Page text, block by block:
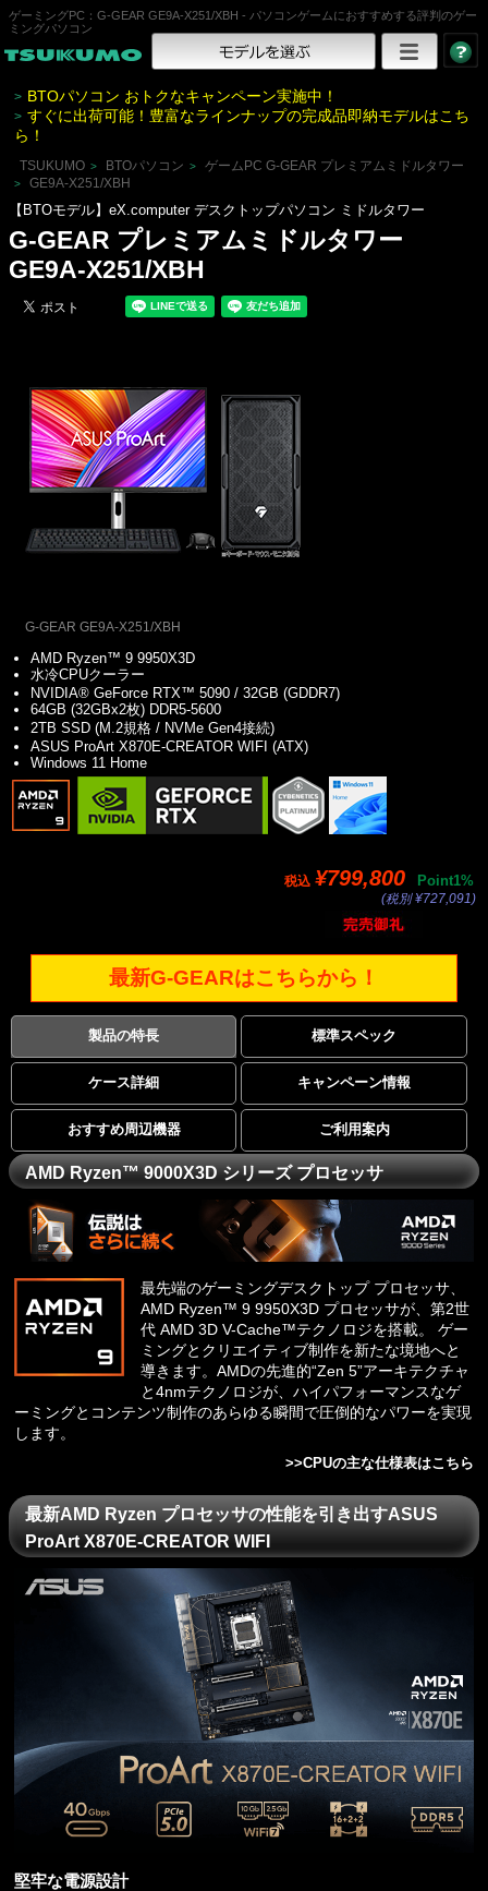
ゲーミングPC：G-GEAR GE9A-X251/XBH - パソコンゲームにおすすめする評判のゲー
ミングパソコン
> BTOパソコン おトクなキャンペーン実施中！
> すぐに出荷可能！豊富なラインナップの完成品即納モデルはこち
ら！
TSUKUMO > BTOパソコン > ゲームPC G-GEAR プレミアムミドルタワー
> GE9A-X251/XBH
【BTOモデル】eX.computer デスクトップパソコン ミドルタワー
G-GEAR プレミアムミドルタワー
GE9A-X251/XBH
G-GEAR GE9A-X251/XBH
AMD Ryzen™ 9 9950X3D
水冷CPUクーラー
NVIDIA® GeForce RTX™ 5090 / 32GB (GDDR7)
64GB (32GBx2枚) DDR5-5600
2TB SSD (M.2規格 / NVMe Gen4接続)
ASUS ProArt X870E-CREATOR WIFI (ATX)
Windows 11 Home
税込 ¥799,800 Point1%
(税別 ¥727,091)
最新G-GEARはこちらから！
製品の特長 標準スペック
ケース詳細 キャンペーン情報
おすすめ周辺機器 ご利用案内
AMD Ryzen™ 9000X3D シリーズ プロセッサ
最先端のゲーミングデスクトップ プロセッサ、
AMD Ryzen™ 9 9950X3D プロセッサが、第2世
代 AMD 3D V-Cache™テクノロジを搭載。 ゲー
ミングとクリエイティブ制作を新たな境地へと
導きます。AMDの先進的“Zen 5”アーキテクチャ
と4nmテクノロジが、ハイパフォーマンスなゲ
ーミングとコンテンツ制作のあらゆる瞬間で圧倒的なパワーを実現
します。
>>CPUの主な仕様表はこちら
最新AMD Ryzen プロセッサの性能を引き出すASUS
ProArt X870E-CREATOR WIFI
堅牢な電源設計